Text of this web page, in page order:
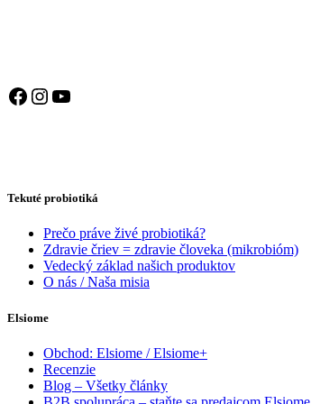
Facebook
Instagram
YouTube
Tekuté probiotiká
Prečo práve živé probiotiká?
Zdravie čriev = zdravie človeka (mikrobióm)
Vedecký základ našich produktov
O nás / Naša misia
Elsiome
Obchod: Elsiome / Elsiome+
Recenzie
Blog – Všetky články